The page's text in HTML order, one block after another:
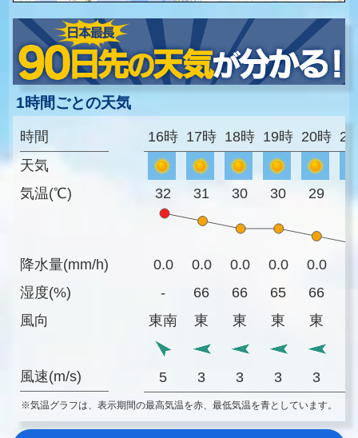
1時間ごとの天気
時間
天気
気温(℃)
降水量(mm/h)
湿度(%)
風向
風速(m/s)
16時 17時 18時 19時 20時
32 31 30 30 29
0.0 0.0 0.0 0.0 0.0
-
66 66 65 66
東南
東 東 東 東
5 3 3 3 3
※気温グラフは、表示期間の最高気温を赤、最低気温を青としています。